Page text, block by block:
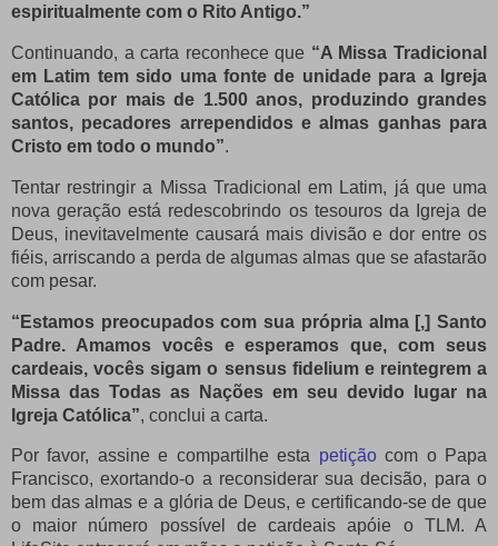
espiritualmente com o Rito Antigo.”
Continuando, a carta reconhece que “A Missa Tradicional
em Latim tem sido uma fonte de unidade para a Igreja
Católica por mais de 1.500 anos, produzindo grandes
santos, pecadores arrependidos e almas ganhas para
Cristo em todo o mundo”.
Tentar restringir a Missa Tradicional em Latim, já que uma
nova geração está redescobrindo os tesouros da Igreja de
Deus, inevitavelmente causará mais divisão e dor entre os
fiéis, arriscando a perda de algumas almas que se afastarão
com pesar.
“Estamos preocupados com sua própria alma [,] Santo
Padre. Amamos vocês e esperamos que, com seus
cardeais, vocês sigam o sensus fidelium e reintegrem a
Missa das Todas as Nações em seu devido lugar na
Igreja Católica”, conclui a carta.
Por favor, assine e compartilhe esta petiçãocom o Papa
Francisco, exortando-o a reconsiderar sua decisão, para o
bem das almas e a glória de Deus, e certificando-se de que
o maior número possível de cardeais apóie o TLM. A